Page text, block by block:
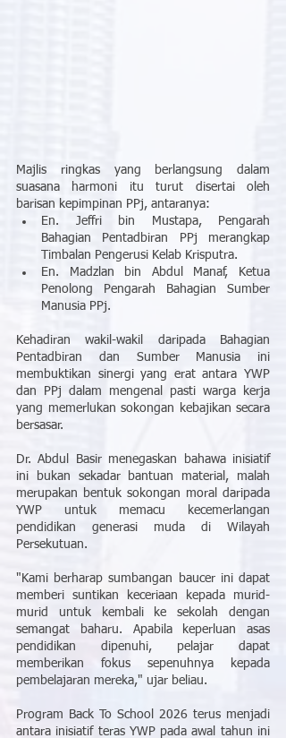
Majlis ringkas yang berlangsung dalam
suasana harmoni itu turut disertai oleh
barisan kepimpinan PPj, antaranya:
En. Jeffri bin Mustapa, Pengarah
Bahagian Pentadbiran PPj merangkap
Timbalan Pengerusi Kelab Krisputra.
En. Madzlan bin Abdul Manaf, Ketua
Penolong Pengarah Bahagian Sumber
Manusia PPj.
Kehadiran wakil-wakil daripada Bahagian
Pentadbiran dan Sumber Manusia ini
membuktikan sinergi yang erat antara YWP
dan PPj dalam mengenal pasti warga kerja
yang memerlukan sokongan kebajikan secara
bersasar.
Dr. Abdul Basir menegaskan bahawa inisiatif
ini bukan sekadar bantuan material, malah
merupakan bentuk sokongan moral daripada
YWP untuk memacu kecemerlangan
pendidikan generasi muda di Wilayah
Persekutuan.
"Kami berharap sumbangan baucer ini dapat
memberi suntikan keceriaan kepada murid-
murid untuk kembali ke sekolah dengan
semangat baharu. Apabila keperluan asas
pendidikan dipenuhi, pelajar dapat
memberikan fokus sepenuhnya kepada
pembelajaran mereka," ujar beliau.
Program Back To School 2026 terus menjadi
antara inisiatif teras YWP pada awal tahun ini